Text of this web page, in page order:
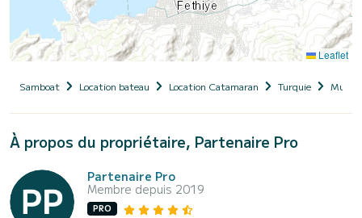
Leaflet
Samboat Location bateau Location Catamaran Turquie Muğla
À propos du propriétaire, Partenaire Pro
Partenaire Pro
Membre depuis 2019
PRO